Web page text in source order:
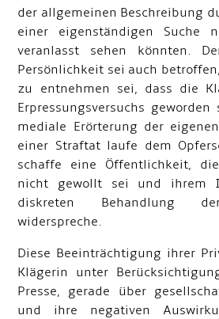
der allgemeinen Beschreibung
einer eigenständigen Suche
veranlasst sehen könnten.
Persönlichkeit sei auch
zu entnehmen sei, dass die
Erpressungsversuchs
mediale Erörterung der
einer Straftat laufe dem
schaffe eine Öffentlichkeit,
nicht gewollt sei und ihrem
diskreten Behandlung
widerspreche.
Diese Beeinträchtigung ihrer
Klägerin unter
Presse, gerade über
und ihre negativen